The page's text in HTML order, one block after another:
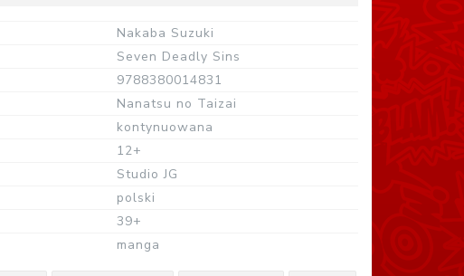
Nakaba Suzuki
Seven Deadly Sins
9788380014831
Nanatsu no Taizai
kontynuowana
12+
Studio JG
polski
39+
manga